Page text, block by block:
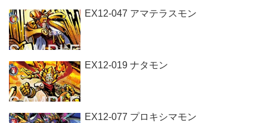
EX12-047 アマテラスモン
EX12-019 ナタモン
EX12-077 プロキシマモン